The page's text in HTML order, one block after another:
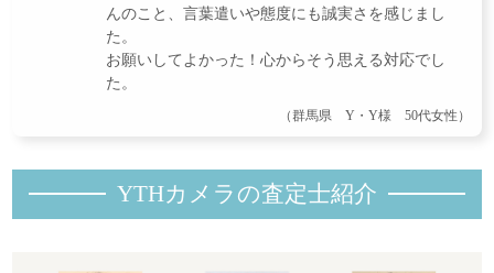
んのこと、言葉遣いや態度にも誠実さを感じまし
た。
お願いしてよかった！心からそう思える対応でし
た。
（群馬県 Y・Y様 50代女性）
YTHカメラの査定士紹介